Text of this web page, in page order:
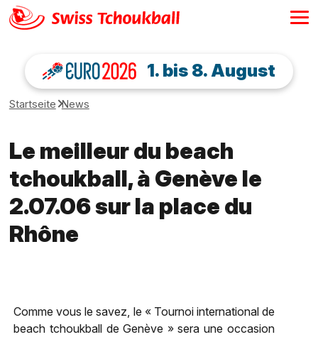
1. bis 8. August
Startseite News
Le meilleur du beach
tchoukball, à Genève le
2.07.06 sur la place du
Rhône
Comme vous le savez, le « Tournoi international de
beach tchoukball de Genève » sera une occasion